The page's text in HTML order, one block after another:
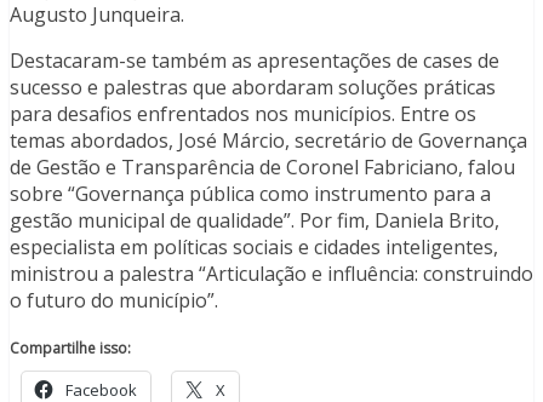
Augusto Junqueira.
Destacaram-se também as apresentações de cases de
sucesso e palestras que abordaram soluções práticas
para desafios enfrentados nos municípios. Entre os
temas abordados, José Márcio, secretário de Governança
de Gestão e Transparência de Coronel Fabriciano, falou
sobre “Governança pública como instrumento para a
gestão municipal de qualidade”. Por fim, Daniela Brito,
especialista em políticas sociais e cidades inteligentes,
ministrou a palestra “Articulação e influência: construindo
o futuro do município”.
Compartilhe isso:
Facebook X